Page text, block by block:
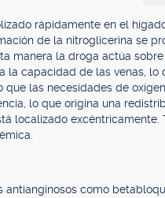
rápidamente en el
de la nitroglicerina se
manera la droga actúa
la capacidad de las venas, lo
las necesidades de
lo que origina una
localizado excéntricamente.
como